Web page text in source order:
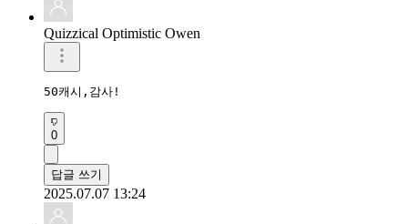
Quizzical Optimistic Owen
50캐시,감사!
0
답글 쓰기
2025.07.07 13:24